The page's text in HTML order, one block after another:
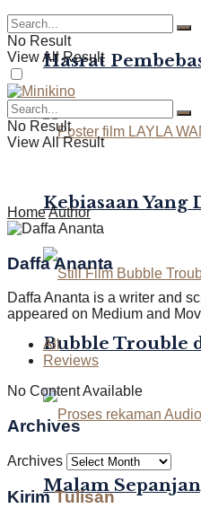
Hasrat
Kebiasaan
Bubble Trouble
Malam
No Result
View All Result
No Result
View All Result
HomeAuthor
Daffa Ananta
Daffa Ananta is a writer and
appeared on Medium and
All
Reviews
No Content Available
Archives
Archives
KirimTulisan